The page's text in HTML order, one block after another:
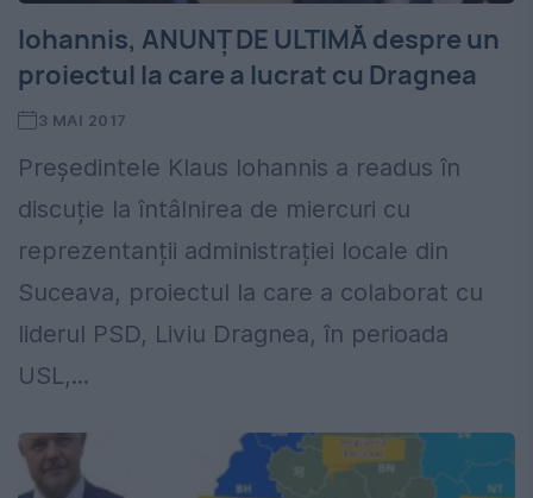
Iohannis, ANUNȚ DE ULTIMĂ despre un
proiectul la care a lucrat cu Dragnea
3 MAI 2017
Președintele Klaus Iohannis a readus în
discuție la întâlnirea de miercuri cu
reprezentanții administrației locale din
Suceava, proiectul la care a colaborat cu
liderul PSD, Liviu Dragnea, în perioada
USL,...